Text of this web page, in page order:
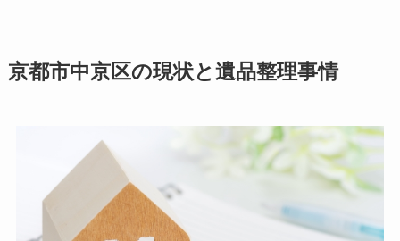
京都市中京区の現状と遺品整理事情